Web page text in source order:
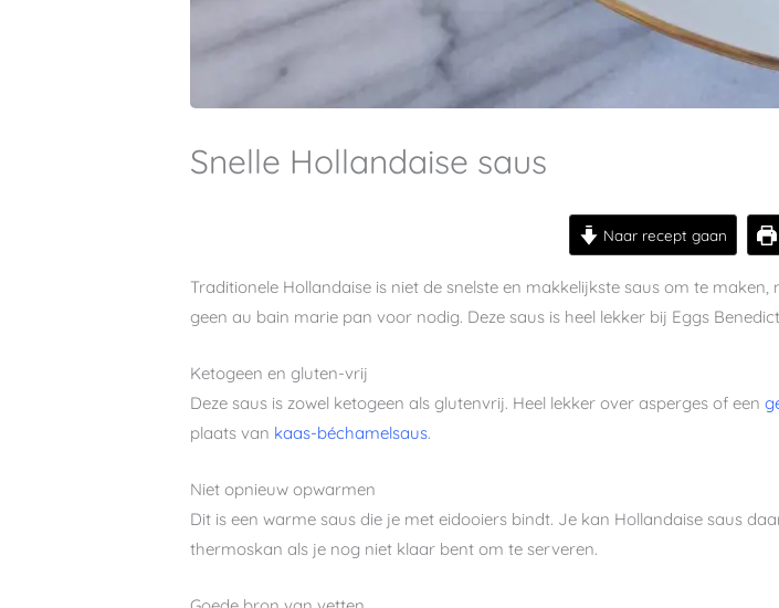
Snelle Hollandaise saus
Naar recept gaan
Traditionele Hollandaise is niet de snelste en makkelijkste saus om te
geen au bain marie pan voor nodig. Deze saus is heel lekker bij Eggs
Ketogeen en gluten-vrij
Deze saus is zowel ketogeen als glutenvrij. Heel lekker over asperges of een
plaats van kaas-béchamelsaus.
Niet opnieuw opwarmen
Dit is een warme saus die je met eidooiers bindt. Je kan Hollandaise saus
thermoskan als je nog niet klaar bent om te serveren.